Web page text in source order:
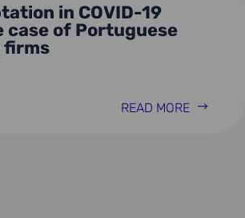
in COVID-19
case of Portuguese
firms
READ MORE